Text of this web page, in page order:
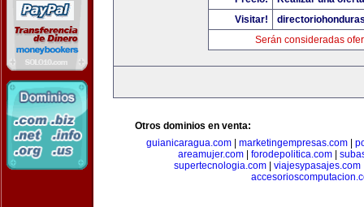
Visitar!
Serán consideradas
Otros dominios en venta:
guianicaragua.com
marketingempresas.com
areamujer.com
forodepolitica.com
supertecnologia.com| viajesypasajes.com